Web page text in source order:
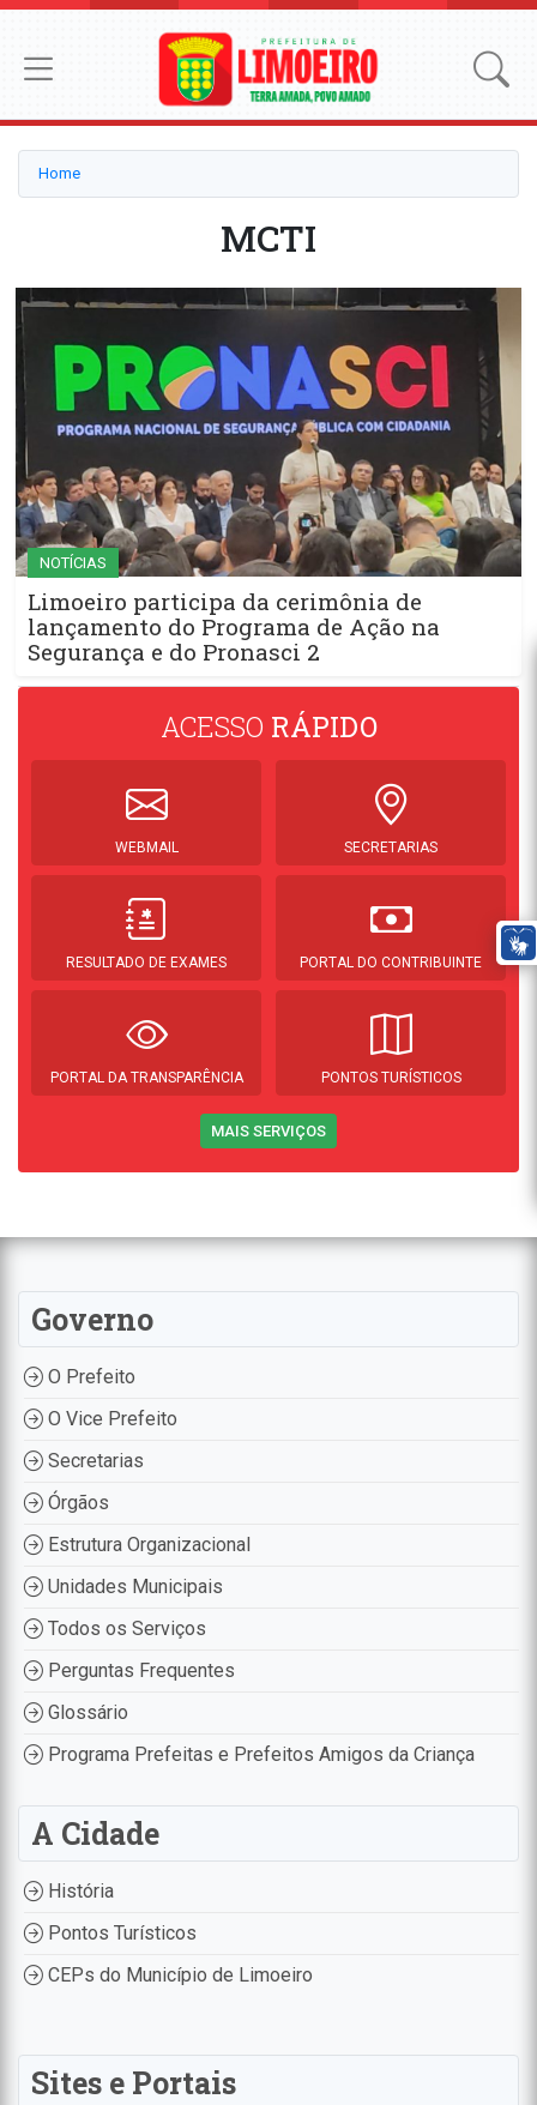
Home
MCTI
NOTÍCIAS
Limoeiro participa da cerimônia de
lançamento do Programa de Ação na
Segurança e do Pronasci 2
ACESSO RÁPIDO
WEBMAIL SECRETARIAS
RESULTADO DE EXAMES PORTAL DO CONTRIBUINTE
PORTAL DA TRANSPARÊNCIA PONTOS TURÍSTICOS
MAIS SERVIÇOS
Governo
O Prefeito
O Vice Prefeito
Secretarias
Órgãos
Estrutura Organizacional
Unidades Municipais
Todos os Serviços
Perguntas Frequentes
Glossário
Programa Prefeitas e Prefeitos Amigos da Criança
A Cidade
História
Pontos Turísticos
CEPs do Município de Limoeiro
Sites e Portais